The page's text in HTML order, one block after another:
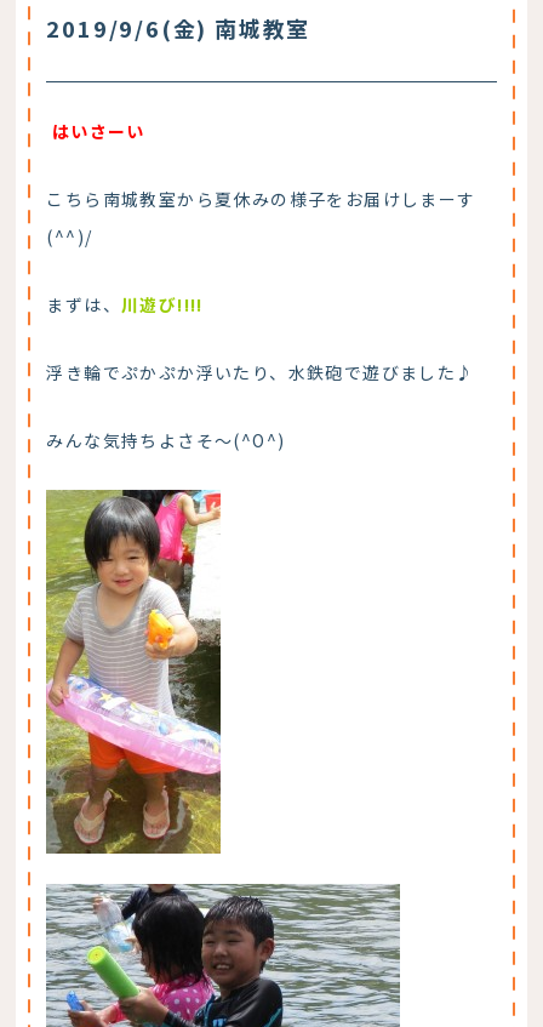
2019/9/6(金) 南城教室
はいさーい
こちら南城教室から夏休みの様子をお届けしまーす
(^^)/
まずは、 川遊び!!!!
浮き輪でぷかぷか浮いたり、水鉄砲で遊びました♪
みんな気持ちよさそ～(^O^)